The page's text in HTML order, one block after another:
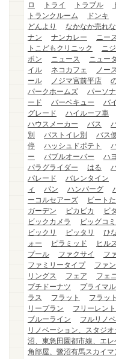
ロ
トライ トラブル
トランクルーム
ドンキ
どんより
なかなか売れ
ナン
ナンカレー ニー
トこどもクリニック
ニ
ポン
ニュース ニュー
イル
ネコカフェ
ノー
ール
ノジマ宮前平店
パークホームズ
パーソ
ード
バーベキュー バ
グレード
ハイルーフ車
ハウスメーカー
バス
別
バストイレ別 バス
停
ハッシュドポテト
ー
バブルオーバー
ハ
パラグライダー
はる
パレード
バレンタイン
ィ
パン ハンバーグ
ーコルセアーズ
ビート
ガーデン
ピカピカ
ビ
ビックカメラ
ビッグコ
ビックリ
ピッタリ ひ
ォー
ピラミッド
ヒル
プール
ファクサイ
フ
ファミリータイプ
ファ
リングス
フェア
フェ
プチドーナツ
プライマ
ラス
フラット フラッ
リープラン
フリーレント
ブルーライン
フルリノ
リノベーション、スタジ
沼、東急田園都市線、エレ
角部屋、鷺沼有馬スカイマ